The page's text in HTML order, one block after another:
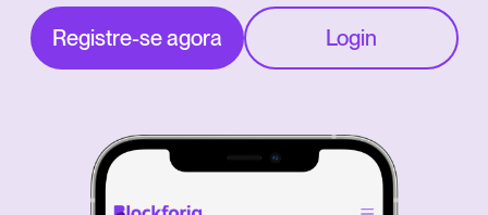
Registre-se agora Login